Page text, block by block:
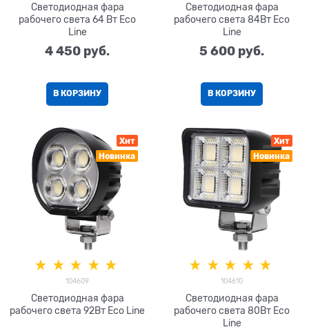
Светодиодная фара
рабочего света 64 Вт Eco
Line
4 450 руб.
В КОРЗИНУ
Светодиодная фара
рабочего света 84Вт Eco
Line
5 600 руб.
В КОРЗИНУ
Хит
Новинка
104609
Светодиодная фара
рабочего света 92Вт Eco Line
Хит
Новинка
104610
Светодиодная фара
рабочего света 80Вт Eco
Line